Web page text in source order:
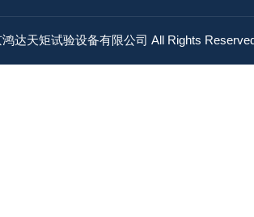
鸿达天矩试验设备有限公司 All Rights